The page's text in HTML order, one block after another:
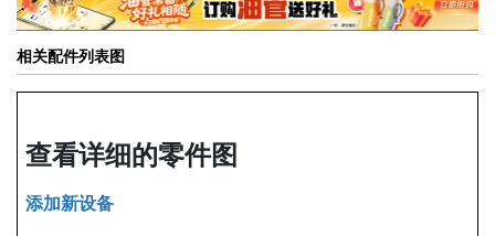
相关配件列表图
查看详细的零件图
添加新设备